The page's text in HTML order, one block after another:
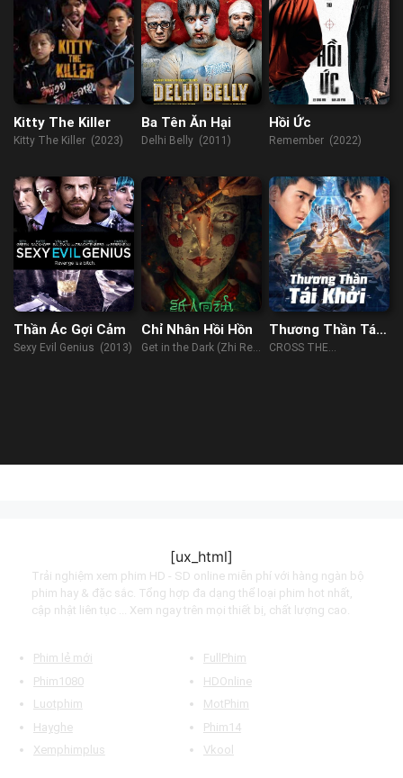
Kitty The Killer
Kitty The Killer (2023)
Ba Tên Ăn Hại
Delhi Belly (2011)
Hồi Ức
Remember (2022)
Thần Ác Gợi Cảm
Sexy Evil Genius (2013)
Chỉ Nhân Hồi Hồn
Get in the Dark (Zhi Ren
Thương Thần Tái
Khởi
CROSS THE